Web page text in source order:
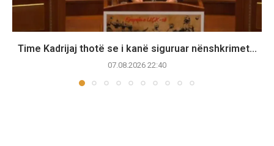
Time Kadrijaj thotë se i kanë siguruar nënshkrimet...
07.08.2026 22:40